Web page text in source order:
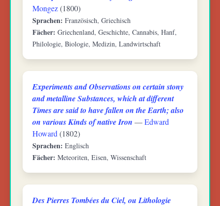
Mongez(1800)
Sprachen: Französisch, Griechisch
Fächer: Griechenland, Geschichte, Cannabis, Hanf,
Philologie, Biologie, Medizin, Landwirtschaft
Experiments and Observations on certain stony
and metalline Substances, which at different
Times are said to have fallen on the Earth; also
on various Kinds of native Iron —Edward
Howard (1802)
Sprachen: Englisch
Fächer: Meteoriten, Eisen, Wissenschaft
Des Pierres Tombées du Ciel, ou Lithologie